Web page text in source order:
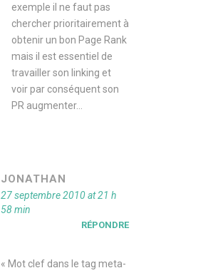
exemple il ne faut pas
chercher prioritairement à
obtenir un bon Page Rank
mais il est essentiel de
travailler son linking et
voir par conséquent son
PR augmenter…
JONATHAN
27 septembre 2010 at 21 h
58 min
RÉPONDRE
« Mot clef dans le tag meta-